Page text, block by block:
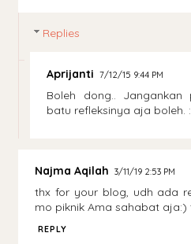
Replies
Aprijanti 7/12/15 9:44 PM
Boleh dong.. Jangankan
batu refleksinya aja boleh.
Najma Aqilah 3/11/19 2:53 PM
thx for your blog, udh ada
mo piknik Ama sahabat aja:)
REPLY